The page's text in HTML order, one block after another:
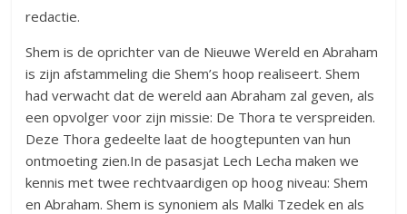
redactie.
Shem is de oprichter van de Nieuwe Wereld en Abraham
is zijn afstammeling die Shem’s hoop realiseert. Shem
had verwacht dat de wereld aan Abraham zal geven, als
een opvolger voor zijn missie: De Thora te verspreiden.
Deze Thora gedeelte laat de hoogtepunten van hun
ontmoeting zien.In de pasasjat Lech Lecha maken we
kennis met twee rechtvaardigen op hoog niveau: Shem
en Abraham. Shem is synoniem als Malki Tzedek en als